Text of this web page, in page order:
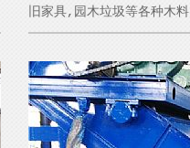
旧家具,园木垃圾等各种木料